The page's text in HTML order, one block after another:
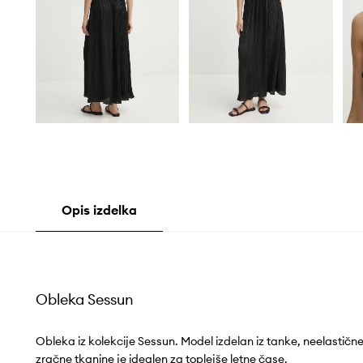
Opis izdelka
Obleka Sessun
Obleka iz kolekcije Sessun. Model izdelan iz tanke,
zračne tkanine je idealen za toplejše letne čase.